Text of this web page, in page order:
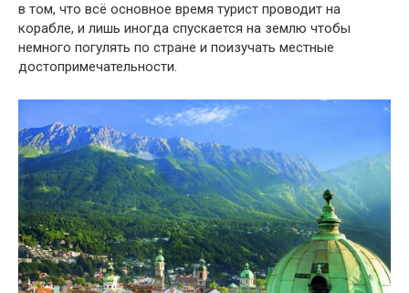
в том, что всё основное время турист проводит на
корабле, и лишь иногда спускается на землю чтобы
немного погулять по стране и поизучать местные
достопримечательности.